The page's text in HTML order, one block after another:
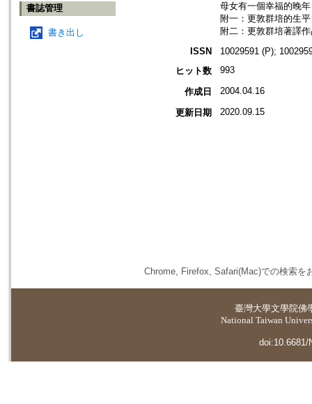
書誌管理
書き出し
母女有一個幸福的晚
附一：更敦群培的生
附二：更敦群培著譯
ISSN
10029591 (P);
ヒット数
993
作成日 2004.04.16
更新日期 2020.09.15
Chrome, Firefox, Safari(Mac)での検索を
臺灣大學文學院佛
National Taiwan
doi:10.6681/